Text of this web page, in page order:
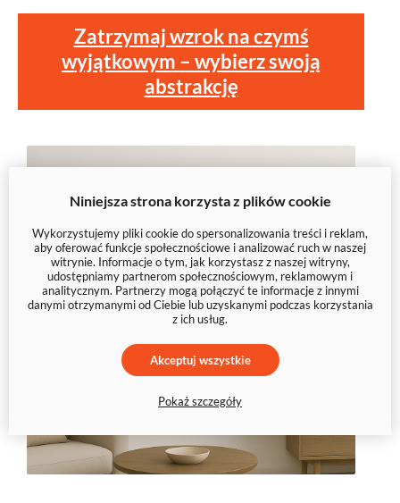
Zatrzymaj wzrok na czymś
wyjątkowym – wybierz swoją
abstrakcję
Niniejsza strona korzysta z plików cookie
Wykorzystujemy pliki cookie do spersonalizowania treści i reklam,
aby oferować funkcje społecznościowe i analizować ruch w naszej
witrynie. Informacje o tym, jak korzystasz z naszej witryny,
udostępniamy partnerom społecznościowym, reklamowym i
analitycznym. Partnerzy mogą połączyć te informacje z innymi
danymi otrzymanymi od Ciebie lub uzyskanymi podczas korzystania
z ich usług.
Akceptuj wszystkie
Pokaż szczegóły